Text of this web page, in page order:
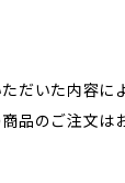
だいた内容に
品のご注文は